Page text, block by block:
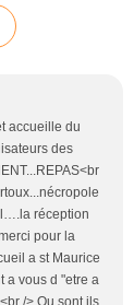
accueille du
des
réception
pour la
a st Maurice
a vous d "etre a